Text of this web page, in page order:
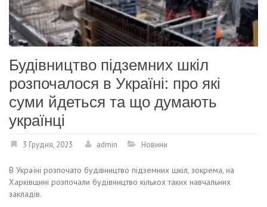
Будівництво підземних шкіл
розпочалося в Україні: про які
суми йдеться та що думають
українці
3 Грудня, 2023 admin Новини
В Україні розпочато будівництво підземних шкіл, зокрема, на
Харківщині розпочали будівництво кількох таких навчальних
закладів.